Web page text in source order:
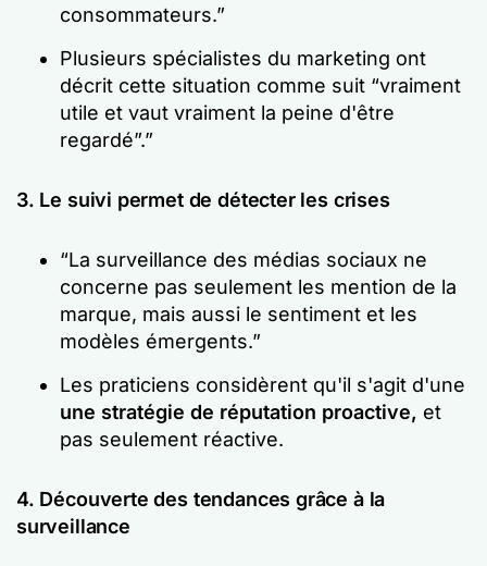
consommateurs.”
Plusieurs spécialistes du marketing ont
décrit cette situation comme suit “vraiment
utile et vaut vraiment la peine d'être
regardé”.”
3. Le suivi permet de détecter les crises
“La surveillance des médias sociaux ne
concerne pas seulement les mention de la
marque, mais aussi le sentiment et les
modèles émergents.”
Les praticiens considèrent qu'il s'agit d'une
une stratégie de réputation proactive, et
pas seulement réactive.
4. Découverte des tendances grâce à la
surveillance